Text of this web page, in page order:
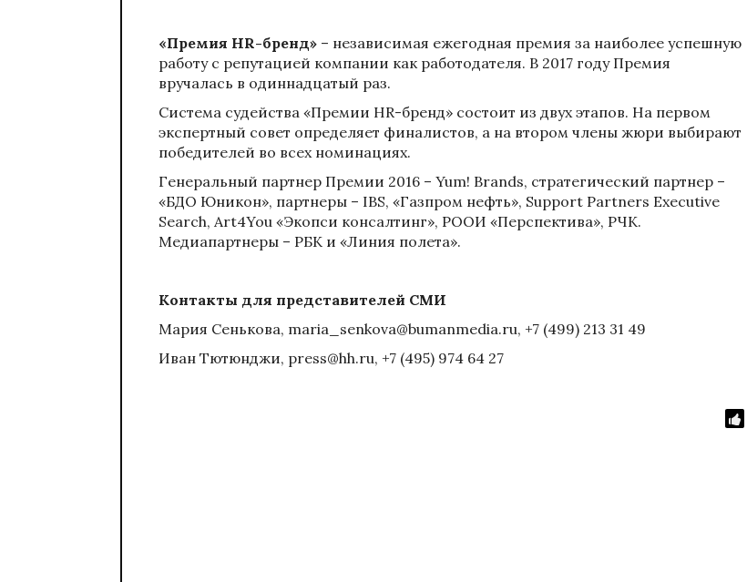
«Премия HR-бренд» – независимая ежегодная премия за наиболее успешную
работу с репутацией компании как работодателя. В 2017 году Премия
вручалась в одиннадцатый раз.
Система судейства «Премии HR-бренд» состоит из двух этапов. На первом
экспертный совет определяет финалистов, а на втором члены жюри выбирают
победителей во всех номинациях.
Генеральный партнер Премии 2016 – Yum! Brands, стратегический партнер –
«БДО Юникон», партнеры – IBS, «Газпром нефть», Support Partners Executive
Search, Art4You «Экопси консалтинг», РООИ «Перспектива», РЧК.
Медиапартнеры – РБК и «Линия полета».
Контакты для представителей СМИ
Мария Сенькова, maria_senkova@bumanmedia.ru, +7 (499) 213 31 49
Иван Тютюнджи, press@hh.ru, +7 (495) 974 64 27